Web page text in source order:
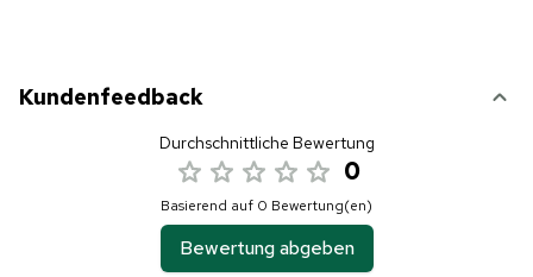
Kundenfeedback
Durchschnittliche Bewertung
0
Basierend auf 0 Bewertung(en)
Bewertung abgeben